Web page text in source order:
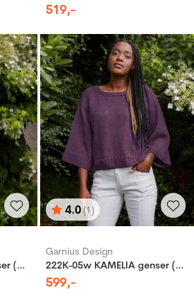
519,-
222K-15d KAMELIA genser (Woolevo)
Karakter:
4.0(1)
av 5 mulige
Garnius Design
222K-05w KAMELIA genser (Merinor)
599,-